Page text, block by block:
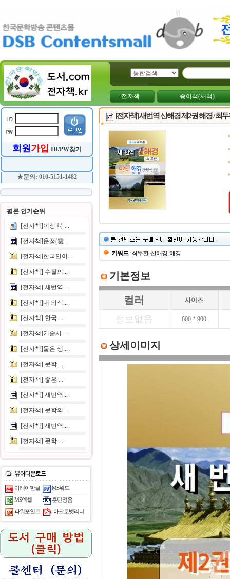
전자책 종이책(새책)
회원가입 ID/PW찾기
★문의: 010-5151-1482
평론 인기순위
[전자책]이상 詩 ...
[전자책]운정(雲...
[전자책]한국인이...
[전자책] 수필의...
[전자책] 새번역...
[전자책]내 의식...
[전자책] 한국 ...
[전자책]기술시 ...
[전자책]물은 생...
[전자책] 문학 ...
[전자책] 좋은 ...
[전자책] 새번역...
[전자책] 문학의...
[전자책] 새번역...
[전자책] 문학 ...
아래아한글 MS워드
MS엑셀 훈민정음
파워포인트 아크로벳리더
[전자책] 새번역 산해경 제2권 해경 / 최
키워드: 최두환, 산해경, 해경
기본정보
컬러 사이즈
정보없음 600 * 900
상세이미지